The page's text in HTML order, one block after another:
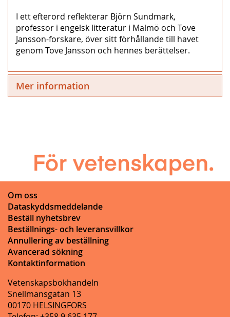
I ett efterord reflekterar Björn Sundmark,
professor i engelsk litteratur i Malmö och Tove
Jansson-forskare, över sitt förhållande till havet
genom Tove Jansson och hennes berättelser.
Mer information
Om oss
Dataskyddsmeddelande
Beställ nyhetsbrev
Beställnings- och leveransvillkor
Annullering av beställning
Avancerad sökning
Kontaktinformation
Vetenskapsbokhandeln
Snellmansgatan 13
00170 HELSINGFORS